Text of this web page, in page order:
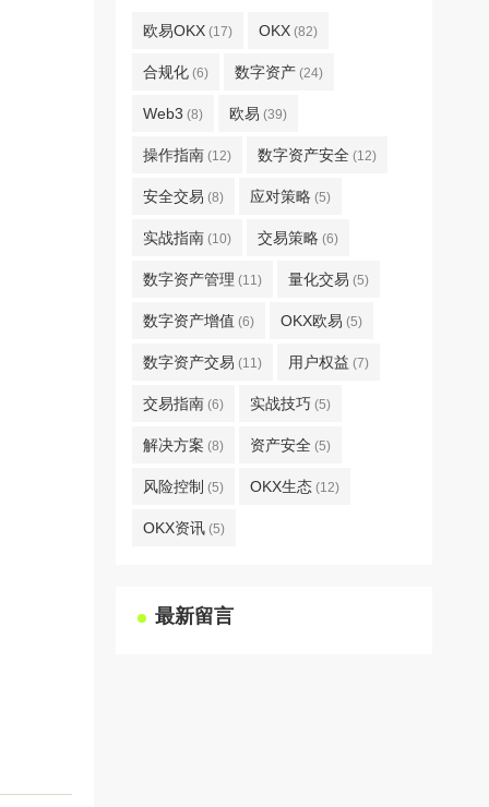
欧易OKX (17) OKX (82)
合规化 (6) 数字资产 (24)
Web3 (8) 欧易 (39)
操作指南 (12) 数字资产安全 (12)
安全交易 (8) 应对策略 (5)
实战指南 (10) 交易策略 (6)
数字资产管理 (11) 量化交易 (5)
数字资产增值 (6) OKX欧易 (5)
数字资产交易 (11) 用户权益 (7)
交易指南 (6) 实战技巧 (5)
解决方案 (8) 资产安全 (5)
风险控制 (5) OKX生态 (12)
OKX资讯 (5)
最新留言